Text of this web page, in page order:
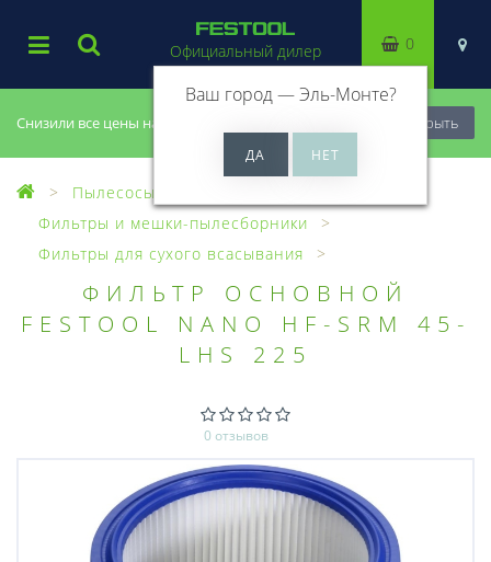
Снизили все цены на 20%, успей купить! Закрыть
Официальный дилер
Ваш город —Эль-Монте?
0
Пылесосы
Фильтры и мешки-пылесборники
Фильтры для сухого всасывания
ФИЛЬТР ОСНОВНОЙ
FESTOOL NANO HF-SRM 45-
LHS 225
0 отзывов